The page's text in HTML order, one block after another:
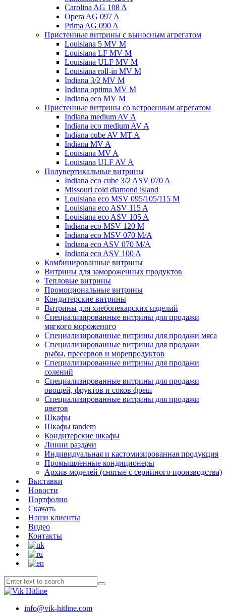
Carolina AG 108 A
Opera AG 097 A
Prima AG 090 A
Пристенные витрины с выносным агрегатом
Louisiana 5 MV M
Louisiana LF MV M
Louisiana ULF MV M
Louisiana roll-in MV M
Indiana 3/2 MV M
Indiana optima MV M
Indiana eco MV M
Пристенные витрины со встроенным агрегатом
Indiana medium AV A
Indiana eco medium AV A
Indiana cube AV MT A
Indiana MV A
Louisiana MV A
Louisiana ULF AV A
Полувертикальные витрины
Indiana eco cube 3/2 ASV 070 A
Missouri cold diamond island
Louisiana eco MSV 095/105/115 M
Louisiana eco ASV 115 A
Louisiana eco ASV 105 A
Indiana eco MSV 120 M
Indiana eco MSV 070 M/A
Indiana eco ASV 070 M/A
Indiana eco ASV 100 A
Комбинированные витрины
Витрины для замороженных продуктов
Тепловые витрины
Промоциональные витрины
Кондитерские витрины
Витрины для хлебопекарских изделий
Специализированные витрины для продажи
мягкого мороженого
Специализированные витрины для продажи мяса
Специализированные витрины для продажи
рыбы, пресервов и морепродуктов
Специализированные витрины для продажи
солений
Специализированные витрины для продажи
овощей, фруктов и соков фреш
Специализированные витрины для продажи
цветов
Шкафы
Шкафы tandem
Кондитерские шкафы
Линии раздачи
Индивидуальная и кастомизированная продукция
Промышленные кондиционеры
Архив моделей (снятые с серийного производства)
Выставки
Новости
Портфолио
Скачать
Наши клиенты
Видео
Контакты
info@vik-hitline.com